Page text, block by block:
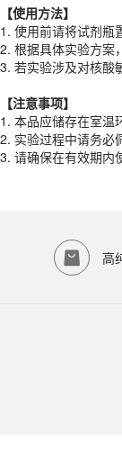
【注意事项】
1. 本品应储存在室温
2. 实验过程中请务必
产品规格
货期
1-2天
规格
500mL
应用领域
ECOTOP
参照产品说明书中
【使用方法】
1. 使用前请将试剂瓶
2. 根据具体实验方案
3. 若实验涉及对核酸
【注意事项】
1. 本品应储存在室温
2. 实验过程中请务必
3. 请确保在有效期内
高